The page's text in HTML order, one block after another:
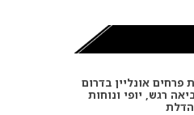
פרחים אונליין בדרום
רגש, יופי ונוחות